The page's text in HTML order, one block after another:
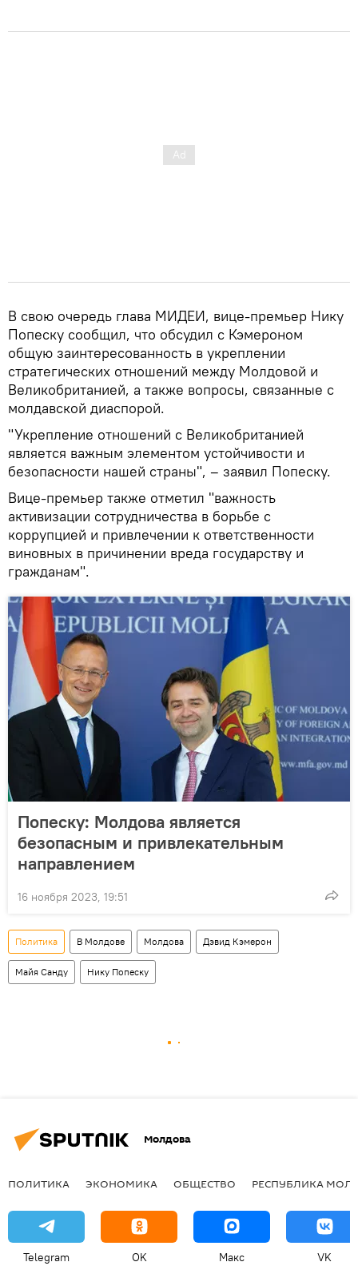
В свою очередь глава МИДЕИ, вице-премьер Нику
Попеску сообщил, что обсудил с Кэмероном
общую заинтересованность в укреплении
стратегических отношений между Молдовой и
Великобританией, а также вопросы, связанные с
молдавской диаспорой.
"Укрепление отношений с Великобританией
является важным элементом устойчивости и
безопасности нашей страны", – заявил Попеску.
Вице-премьер также отметил "важность
активизации сотрудничества в борьбе с
коррупцией и привлечении к ответственности
виновных в причинении вреда государству и
гражданам".
Попеску: Молдова является
безопасным и привлекательным
направлением
16 ноября 2023, 19:51
Политика В Молдове Молдова Дэвид Кэмерон
Майя Санду Нику Попеску
Молдова
ПОЛИТИКА ЭКОНОМИКА ОБЩЕСТВО РЕСПУБЛИКА
Telegram OK Макс VK